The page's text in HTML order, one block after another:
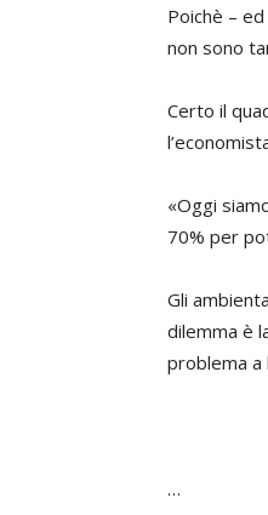
Poichè –
non sono
Certo il
«Oggi
70% per
Gli
dilemma è
problema a
…